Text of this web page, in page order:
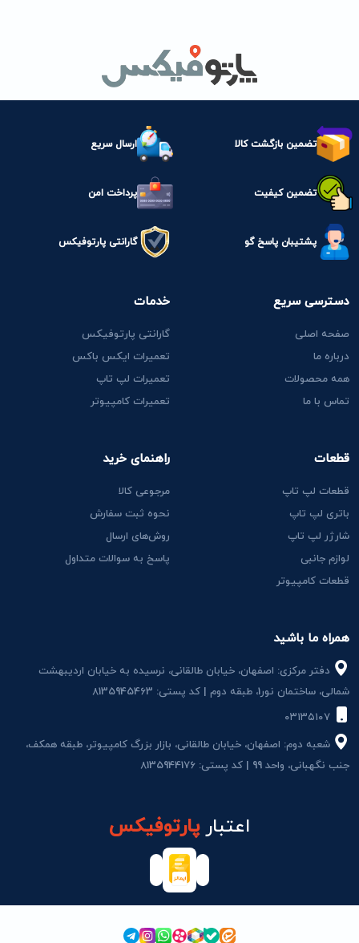
تضمین بازگشت کالا ارسال سریع
تضمین کیفیت پرداخت امن
پشتیبان پاسخ گو گارانتی پارتوفیکس
همراه ما باشید
دفتر مرکزی: اصفهان، خیابان طالقانی، نرسیده به خیابان اردیبهشت
شمالی، ساختمان نور1، طبقه دوم | کد پستی: 8135945463
شعبه دوم: اصفهان، خیابان طالقانی، بازار بزرگ کامپیوتر، طبقه همکف،
جنب نگهبانی، واحد 99 | کد پستی: 8135944176
دسترسی سریع
صفحه اصلی
درباره ما
همه محصولات
تماس با ما
قطعات
قطعات لپ تاپ
باتری لپ تاپ
شارژر لپ تاپ
لوازم جانبی
قطعات کامپیوتر
خدمات
گارانتی پارتوفیکس
تعمیرات ایکس باکس
تعمیرات لپ تاپ
تعمیرات کامپیوتر
راهنمای خرید
مرجوعی کالا
نحوه ثبت سفارش
روش‌های ارسال
پاسخ به سوالات متداول
اعتبارپارتوفیکس